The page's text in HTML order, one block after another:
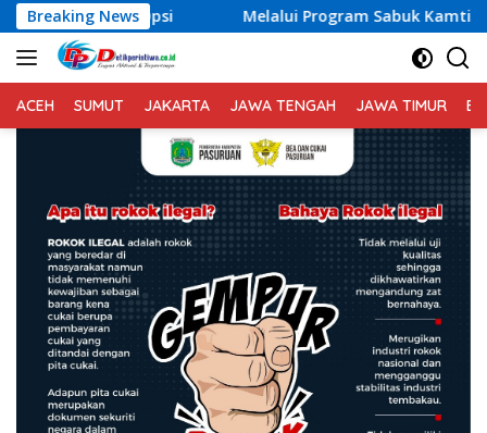
Langsung
ke
konten
Breaking News
Melalui Program Sabuk Kamtibmas, Kapolres
ACEH SUMUT JAKARTA JAWA TENGAH JAWA TIMUR